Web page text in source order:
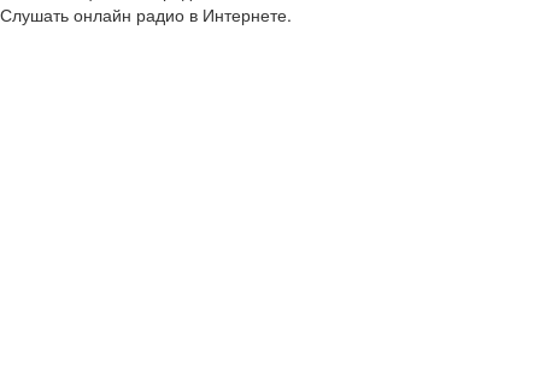
Слушать онлайн радио в Интернете.